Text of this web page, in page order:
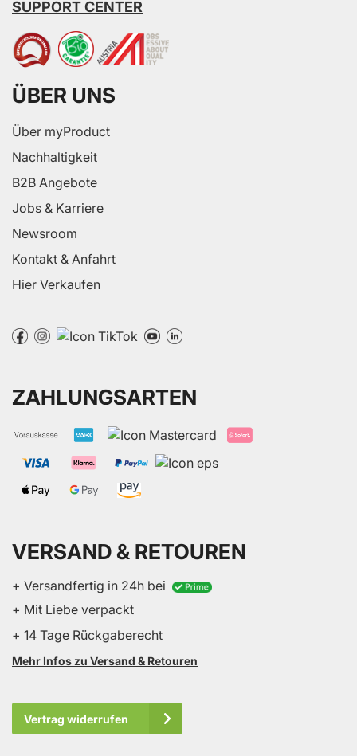
SUPPORT CENTER
ÜBER UNS
Über myProduct
Nachhaltigkeit
B2B Angebote
Jobs & Karriere
Newsroom
Kontakt & Anfahrt
Hier Verkaufen
ZAHLUNGSARTEN
VERSAND & RETOUREN
+ Versandfertig in 24h bei
+ Mit Liebe verpackt
+ 14 Tage Rückgaberecht
Mehr Infos zu Versand & Retouren
Vertrag widerrufen